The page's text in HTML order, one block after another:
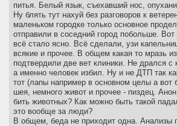
питья. Белый язык, съехавший нос,
Ну блять тут нахуй без разговоров к
маленьком городке только основное
отправили в соседний город побольше. Вот
всё стало ясно. Всё сделали, узи
всякие и прочее. В общем какая то мразь
подтвердили две вет клиники. Не дрался с
а именно человек избил. Ну и не ДТП так
тот (лапы например в основном целы а вот
шея, немного живот и прочее - пиздец.
бить животных? Как можно быть такой
это вообще за люди?
В общем, беда не приходит одна. Анализы